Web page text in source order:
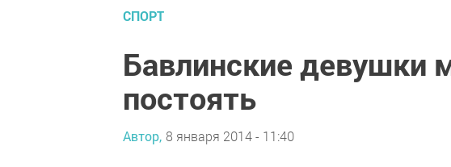
СПОРТ
Бавлинские девушки
постоять
Автор, 8 января 2014 - 11:40